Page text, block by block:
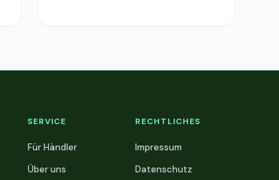
SERVICE
Für Händler
Über uns
RECHTLICHES
Impressum
Datenschutz